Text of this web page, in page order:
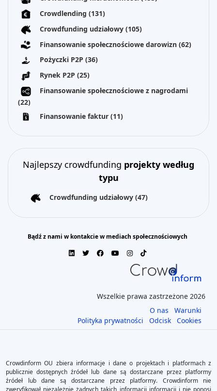
Crowdlending (131)
Crowdfunding udziałowy (105)
Finansowanie społecznościowe darowizn (62)
Pożyczki P2P (36)
Rynek P2P (25)
Finansowanie społecznościowe z nagrodami
(22)
Finansowanie faktur (11)
Najlepszy crowdfunding projekty według
typu
Crowdfunding udziałowy (47)
Bądź z nami w kontakcie w mediach społecznościowych
Wszelkie prawa zastrzeżone 2026
O nas
Warunki
Polityka prywatności
Odcisk Cookies
Crowdinform OU zbiera informacje i dane o projektach i platformach z
publicznie dostępnych źródeł lub dane są dostarczane przez platformy
źródeł lub dane są dostarczane przez platformy. Crowdinform nie
zweryfikował niezależnie żadnych takich informacji informacji i nie ponosi